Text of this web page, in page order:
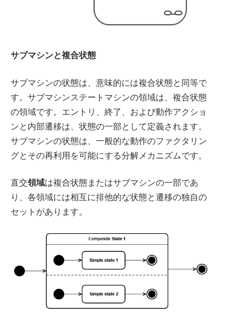
サブマシンと複合状態
サブマシンの状態は、意味的には複合状態と同等で
す。サブマシンステートマシンの領域は、複合状態
の領域です。エントリ、終了、および動作アクショ
ンと内部遷移は、状態の一部として定義されます。
サブマシンの状態は、一般的な動作のファクタリン
グとその再利用を可能にする分解メカニズムです。
直交領域は複合状態またはサブマシンの一部であ
り、各領域には相互に排他的な状態と遷移の独自の
セットがあります。